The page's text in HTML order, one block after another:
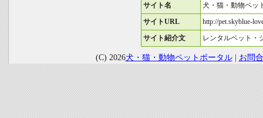
サイト名 犬・猫・動物ペッ
サイトURL http://pet.skyblue-
サイト紹介文 レンタルペット・
(C) 2026犬・猫・動物ペットポータル| お問